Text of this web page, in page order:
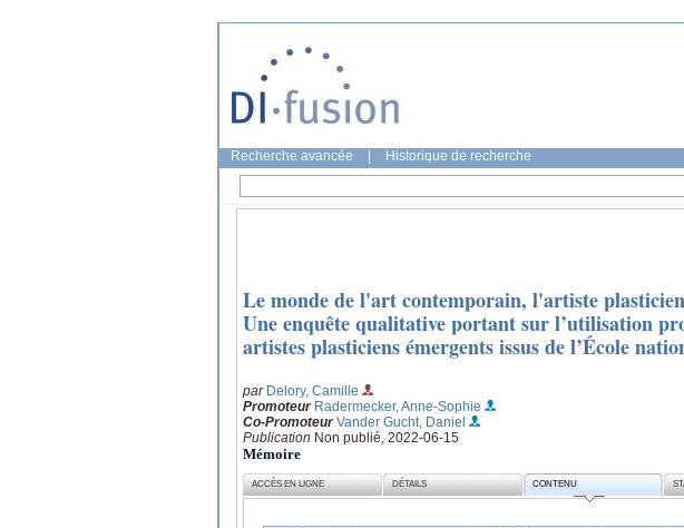
Recherche avancée Historique de recherche
Le monde de l'art contemporain, l'artiste
Une enquête qualitative portant sur l’utilisation
artistes plasticiens émergents issus de l’École
par Delory, Camille
Promoteur Radermecker, Anne-Sophie
Co-Promoteur Vander Gucht, Daniel
Publication Non publié, 2022-06-15
Mémoire
ACCÈS EN LIGNE DÉTAILS CONTENU